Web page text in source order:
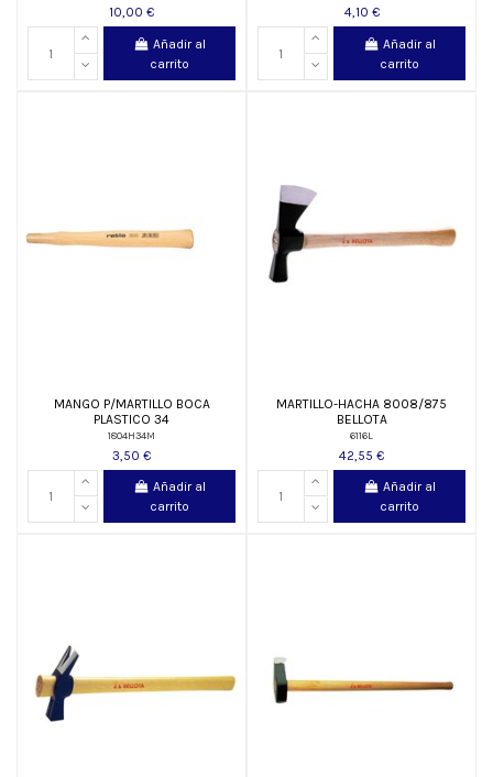
10,00 €
Añadir al
carrito
4,10 €
Añadir al
carrito
MANGO P/MARTILLO BOCA
PLASTICO 34
1804H34M
3,50 €
Añadir al
carrito
MARTILLO-HACHA 8008/875
BELLOTA
6116L
42,55 €
Añadir al
carrito